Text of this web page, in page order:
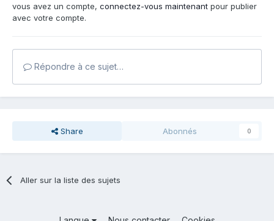
vous avez un compte, connectez-vous maintenant pour publier
avec votre compte.
Répondre à ce sujet…
Share Abonnés 0
Aller sur la liste des sujets